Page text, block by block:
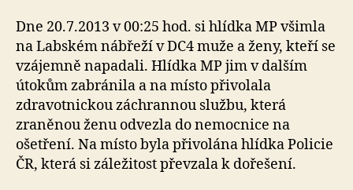
Dne 20.7.2013 v 00:25 hod. si hlídka MP všimla
na Labském nábřeží v DC4 muže a ženy, kteří se
vzájemně napadali. Hlídka MP jim v dalším
útokům zabránila a na místo přivolala
zdravotnickou záchrannou službu, která
zraněnou ženu odvezla do nemocnice na
ošetření. Na místo byla přivolána hlídka Policie
ČR, která si záležitost převzala k dořešení.